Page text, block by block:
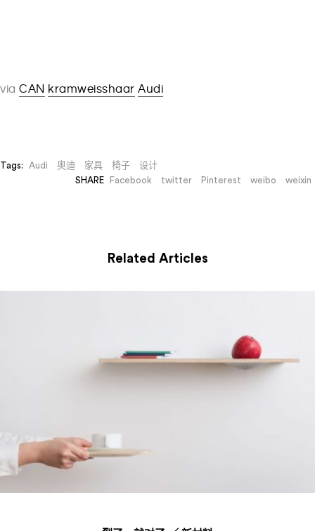
via CAN kramweisshaar Audi
Tags: Audi 奥迪 家具 椅子
设计
SHARE
Facebook twitter Pinterest weibo weixin
Related Articles